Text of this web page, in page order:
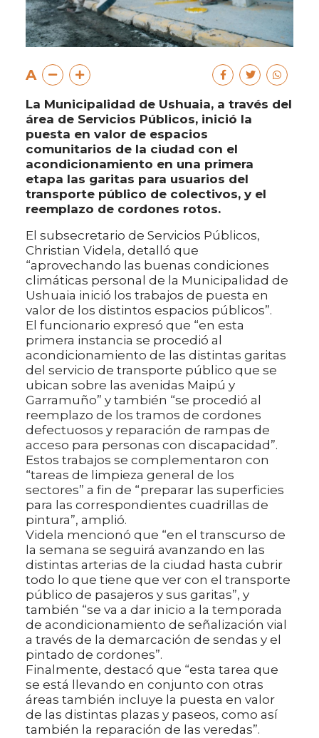
A
La Municipalidad de Ushuaia, a través del
área de Servicios Públicos, inició la
puesta en valor de espacios
comunitarios de la ciudad con el
acondicionamiento en una primera
etapa las garitas para usuarios del
transporte público de colectivos, y el
reemplazo de cordones rotos.
El subsecretario de Servicios Públicos,
Christian Videla, detalló que
“aprovechando las buenas condiciones
climáticas personal de la Municipalidad de
Ushuaia inició los trabajos de puesta en
valor de los distintos espacios públicos”.
El funcionario expresó que “en esta
primera instancia se procedió al
acondicionamiento de las distintas garitas
del servicio de transporte público que se
ubican sobre las avenidas Maipú y
Garramuño” y también “se procedió al
reemplazo de los tramos de cordones
defectuosos y reparación de rampas de
acceso para personas con discapacidad”.
Estos trabajos se complementaron con
“tareas de limpieza general de los
sectores” a fin de “preparar las superficies
para las correspondientes cuadrillas de
pintura”, amplió.
Videla mencionó que “en el transcurso de
la semana se seguirá avanzando en las
distintas arterias de la ciudad hasta cubrir
todo lo que tiene que ver con el transporte
público de pasajeros y sus garitas”, y
también “se va a dar inicio a la temporada
de acondicionamiento de señalización vial
a través de la demarcación de sendas y el
pintado de cordones”.
Finalmente, destacó que “esta tarea que
se está llevando en conjunto con otras
áreas también incluye la puesta en valor
de las distintas plazas y paseos, como así
también la reparación de las veredas”.